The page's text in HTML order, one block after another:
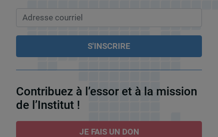
Contribuez à l’essor et à la mission
de l’Institut !
JE FAIS UN DON